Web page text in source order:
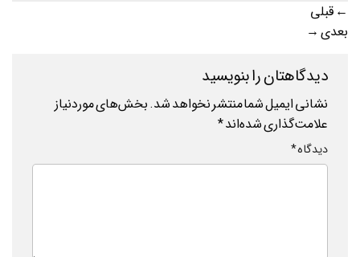
← قبلی
بعدی →
دیدگاهتان را بنویسید
نشانی ایمیل شما منتشر نخواهد شد.بخش‌های موردنیاز
علامت‌گذاری شده‌اند*
دیدگاه*